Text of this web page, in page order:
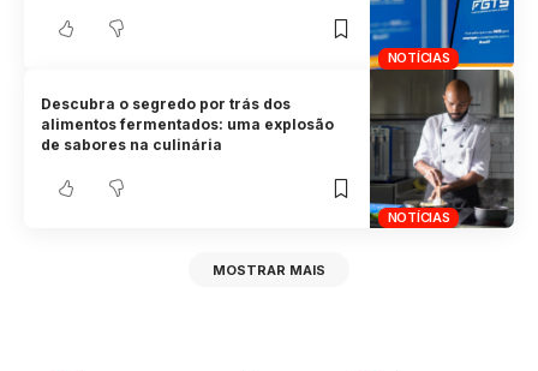
NOTÍCIAS
NOTÍCIAS
Descubra o segredo por trás dos
alimentos fermentados: uma explosão
de sabores na culinária
MOSTRAR MAIS